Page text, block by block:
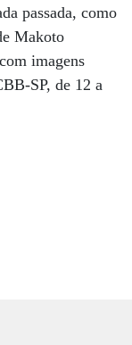
passada, como
Makoto
imagens
SP, de 12 a